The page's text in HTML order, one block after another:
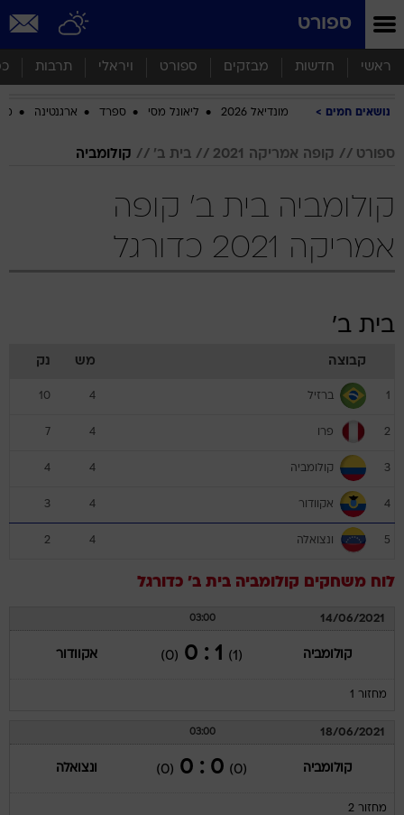
ספורט
ראשי חדשות מבזקים ספורט ויראלי תרבות
נושאים חמים מונדיאל 2026 ליאונל מסי ספרד ארגנטינה
ספורט קופה אמריקה 2021 בית ב' קולומביה
קולומביה בית ב' קופה
אמריקה 2021 כדורגל
בית ב'
קבוצה מש נק
1 ברזיל 4
10
2 פרו 4
7
3 קולומביה 4
4
4 אקוודור 4
3
5 ונצואלה 4
2
לוח משחקים קולומביה בית ב' כדורגל
14/06/2021
03:00
קולומביה (1)
1 : 0
(0) אקוודור
מחזור 1
18/06/2021
03:00
קולומביה (0)
0 : 0
(0) ונצואלה
מחזור 2